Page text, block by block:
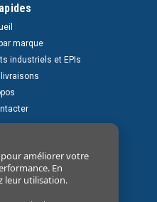
marque
industriels et EPIs
améliorer votre
En
leur utilisation.